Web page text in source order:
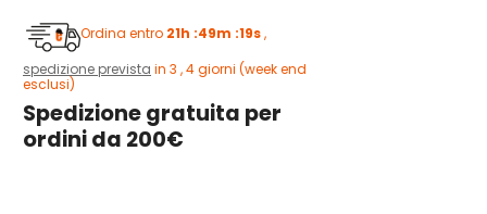
Ordina entro 21h :49m :19s,
spedizione prevista in 3 , 4 giorni (week end
esclusi)
Spedizione gratuita per
ordini da 200€